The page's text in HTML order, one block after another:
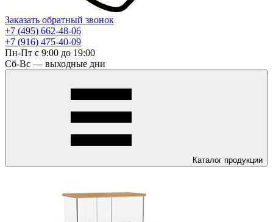
Заказать обратный звонок
+7 (495) 662-48-06
+7 (916) 475-40-09
Пн-Пт с 9:00 до 19:00
Сб-Вс — выходные дни
Каталог продукции